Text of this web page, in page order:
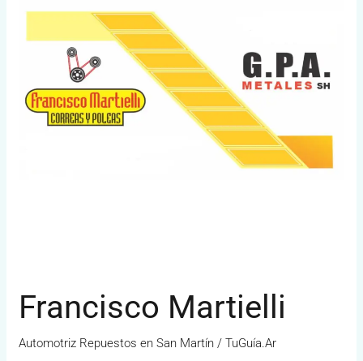
Francisco Martielli
Automotriz Repuestos en San Martín /TuGuía.Ar